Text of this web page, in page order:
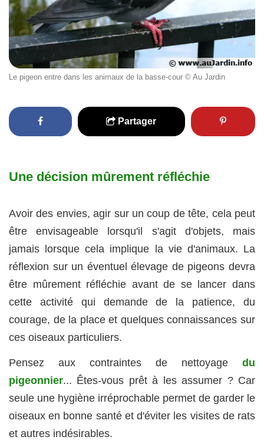
Le pigeon entre dans les animaux de la basse-cour © Au Jardin
Partager
Une décision mûrement réfléchie
Avoir des envies, agir sur un coup de tête, cela peut
être envisageable lorsqu'il s'agit d'objets, mais
jamais lorsque cela implique la vie d'animaux. La
réflexion sur un éventuel élevage de pigeons devra
être mûrement réfléchie avant de se lancer dans
cette activité qui demande de la patience, du
courage, de la place et quelques connaissances sur
ces oiseaux particuliers.
Pensez aux contraintes de nettoyage du
pigeonnier... Êtes-vous prêt à les assumer ? Car
seule une hygiène irréprochable permet de garder le
oiseaux en bonne santé et d'éviter les visites de rats
et autres indésirables.